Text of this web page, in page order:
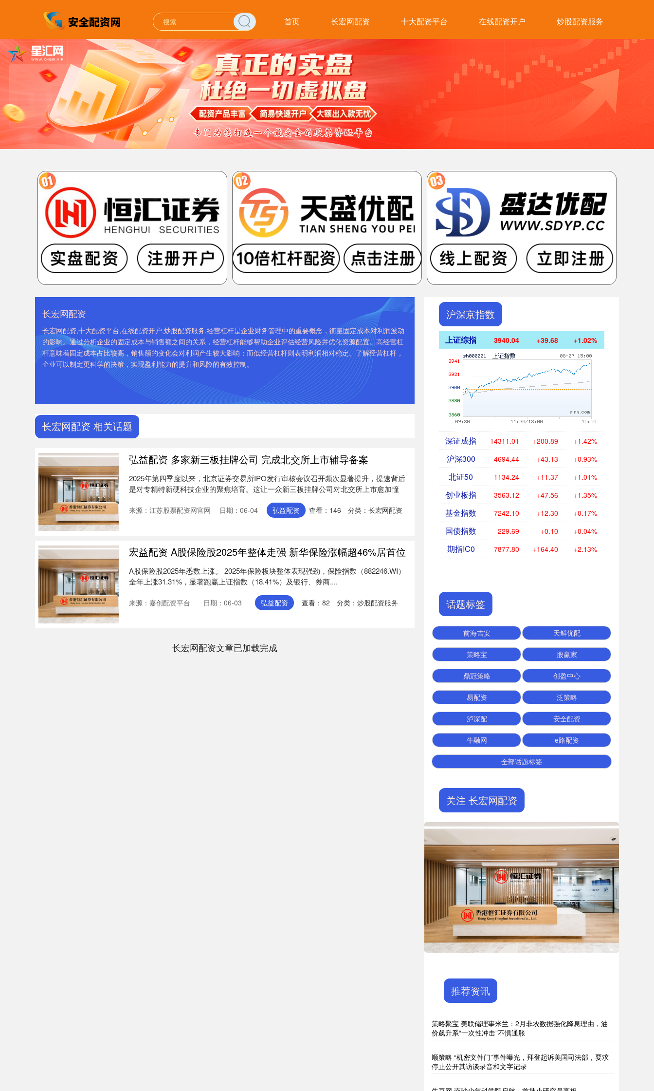
首页 长宏网配资 十大配资平台 在线配资开户 炒股配资服务
长宏网配资
长宏网配资,十大配资平台,在线配资开户,炒股配资服务,经营杠杆是企业财务管理中的重要概念，衡量固定成本对利润波动
的影响。通过分析企业的固定成本与销售额之间的关系，经营杠杆能够帮助企业评估经营风险并优化资源配置。高经营杠
杆意味着固定成本占比较高，销售额的变化会对利润产生较大影响；而低经营杠杆则表明利润相对稳定。了解经营杠杆，
企业可以制定更科学的决策，实现盈利能力的提升和风险的有效控制。
长宏网配资 相关话题
弘益配资 多家新三板挂牌公司 完成北交所上市辅导备案
2025年第四季度以来，北京证券交易所IPO发行审核会议召开频次显著提升，提速背后
是对专精特新硬科技企业的聚焦培育。这让一众新三板挂牌公司对北交所上市愈加憧
来源：江苏股票配资网官网 日期：06-04 弘益配资 查看： 146 分类：长宏网配资
宏益配资 A股保险股2025年整体走强 新华保险涨幅超46%居首位
A股保险股2025年悉数上涨。 2025年保险板块整体表现强劲，保险指数（882246.WI）
全年上涨31.31%，显著跑赢上证指数（18.41%）及银行、券商....
来源：嘉创配资平台 日期：06-03 弘益配资 查看：82 分类：炒股配资服务
长宏网配资文章已加载完成
沪深京指数
上证综指 3940.04 +39.68 +1.02%
深证成指 14311.01 +200.89 +1.42%
沪深300 4694.44 +43.13 +0.93%
北证50 1134.24 +11.37 +1.01%
创业板指 3563.12 +47.56 +1.35%
基金指数 7242.10 +12.30 +0.17%
国债指数 229.69 +0.10 +0.04%
期指IC0 7877.80 +164.40 +2.13%
话题标签
前海吉安 天鲜优配
策略宝 股赢家
鼎冠策略 创盈中心
易配资 泛策略
泸深配 安全配资
牛融网 e路配资
全部话题标签
关注 长宏网配资
推荐资讯
策略聚宝 美联储理事米兰：2月非农数据强化降息理由，油
价飙升系“一次性冲击”不惧通胀
顺策略 “机密文件门”事件曝光，拜登起诉美国司法部，要求
停止公开其访谈录音和文字记录